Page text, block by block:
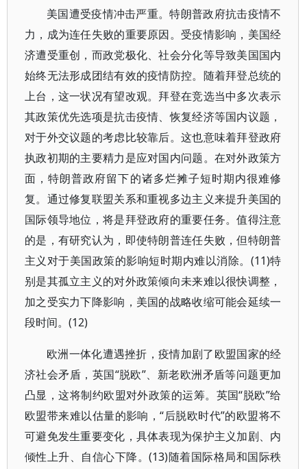
美国遭受疫情冲击严重。特朗普政府抗击疫情不
力，成为连任失败的重要原因。受疫情影响，美国经
济遭受重创，而政党极化、社会分化等导致美国国内
始终无法形成团结有效的疫情防控。随着拜登总统的
上台，这一状况有望改观。拜登在竞选当中多次表示
其政策优先选项是抗击疫情、恢复经济等国内议题，
对于外交议题的考虑比较靠后。这也意味着拜登政府
执政初期的主要精力是应对国内问题。在对外政策方
面，特朗普政府留下的诸多烂摊子短时期内很难修
复。通过修复联盟关系和重视多边主义来提升美国的
国际领导地位，将是拜登政府的重要任务。值得注意
的是，有研究认为，即使特朗普连任失败，但特朗普
主义对于美国政策的影响短时期内难以消除。(11)特
别是其孤立主义的对外政策倾向未来难以很快调整，
加之受实力下降影响，美国的战略收缩可能会延续一
段时间。(12)
欧洲一体化遭遇挫折，疫情加剧了欧盟国家的经
济社会矛盾，英国“脱欧”、新老欧洲矛盾等问题更加
凸显，这将制约欧盟对外政策的运筹。英国“脱欧”给
欧盟带来难以估量的影响，“后脱欧时代”的欧盟将不
可避免发生重要变化，具体表现为保护主义加剧、内
倾性上升、自信心下降。(13)随着国际格局和国际秩